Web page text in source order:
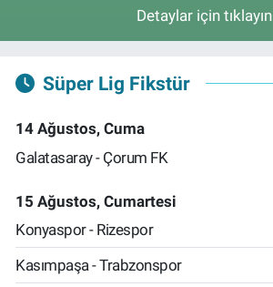
Detaylar için tıklayın
Süper Lig Fikstür
14 Ağustos, Cuma
Galatasaray - Çorum FK
15 Ağustos, Cumartesi
Konyaspor - Rizespor
Kasımpaşa - Trabzonspor